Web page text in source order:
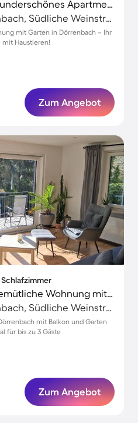
Familienorientiertes wunderschönes Apartment mit Garten und Terrasse | Hunde erlaubt
Schweigen-Rechtenbach, Südliche Weinstraße, Deutschland
mit Garten in Dörrenbach – Ihr
mit Haustieren!
Zum Angebot
Schlafzimmer
Familienfreundliche gemütliche Wohnung mit Garten und Terrasse | Gartenblick | Haustierfreundlich
Schweigen-Rechtenbach, Südliche Weinstraße, Deutschland
mit Balkon und Garten
für bis zu 3 Gäste
Zum Angebot